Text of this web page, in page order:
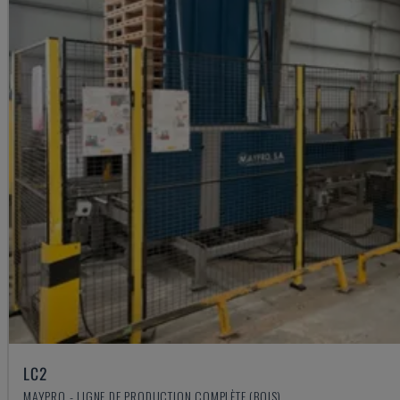
LC2
MAYPRO - LIGNE DE PRODUCTION COMPLÈTE (BOIS)